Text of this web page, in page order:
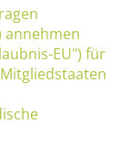
annehmen
EU") für